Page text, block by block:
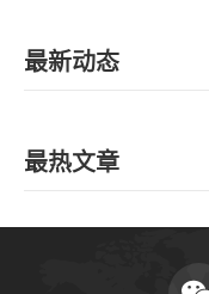
最新动态
最热文章